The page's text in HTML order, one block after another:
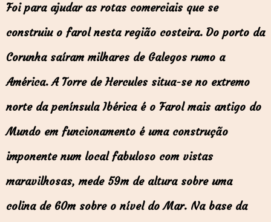
Foi para ajudar as rotas comerciais que se
construiu o farol nesta região costeira. Do porto da
Corunha saíram milhares de Galegos rumo a
América.A Torre de Hercules situa-se no extremo
norte da península Ibérica é o Farol mais antigo do
Mundo em funcionamento é uma construção
imponente num local fabuloso com vistas
maravilhosas, mede 59m de altura sobre uma
colina de 60m sobre o nível do Mar. Na base da